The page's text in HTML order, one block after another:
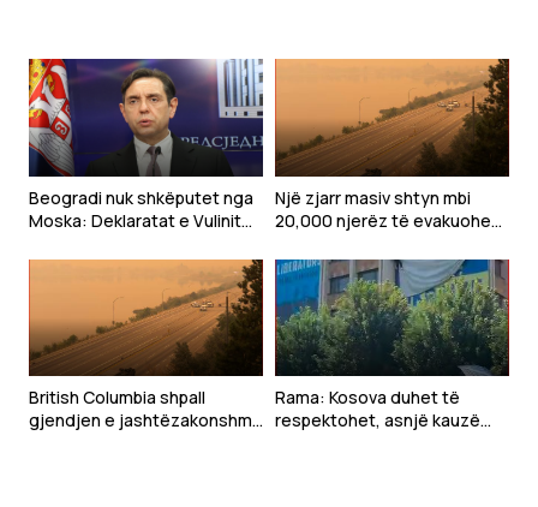
Beogradi nuk shkëputet nga
Moska: Deklaratat e Vulinit
vazhdimin e politikës pro-
Një zjarr masiv shtyn mbi
20,000 njerëz të evakuohen
British Columbia shpall
gjendjen e jashtëzakonshme
Rama: Kosova duhet të
respektohet, asnjë kauzë